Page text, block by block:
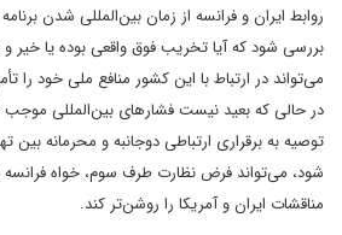
روابط ایران و فرانسه از زمان بین‌المللی شدن
بررسی شود که آیا تخریب فوق واقعی بوده یا خیر و
می‌تواند در ارتباط با این کشور منافع ملی خود را
در حالی که بعید نیست فشارهای بین‌المللی موجب
توصیه به برقراری ارتباطی دوجانبه و محرمانه
شود، می‌تواند فرض نظارت طرف سوم، خواه فرانسه
مناقشات ایران و آمریکا را روشن‌تر کند.